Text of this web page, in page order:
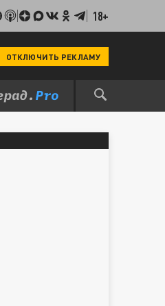
18+
ОТКЛЮЧИТЬ РЕКЛАМУ